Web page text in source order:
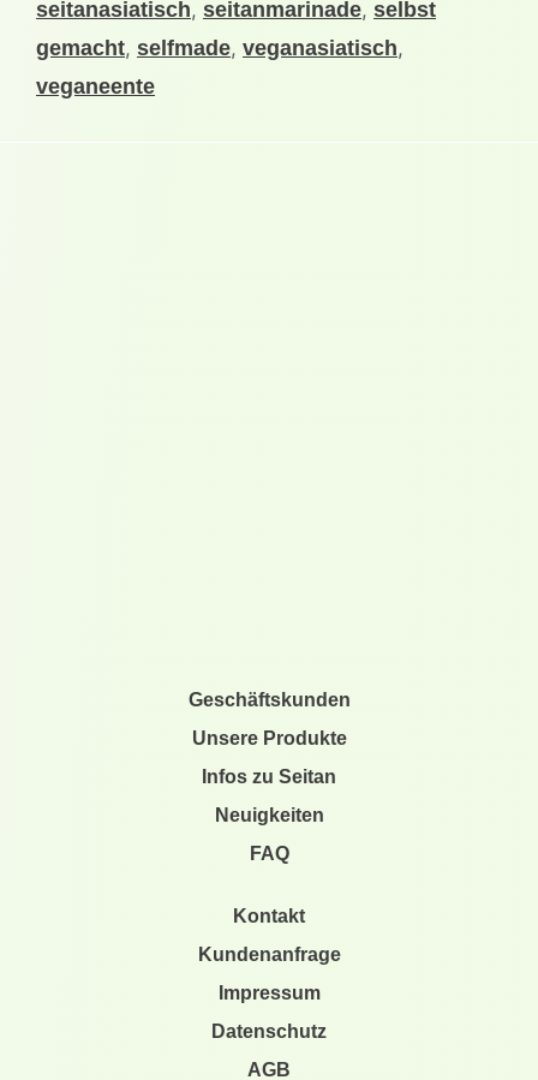
seitanasiatisch, seitanmarinade, selbst
gemacht, selfmade, veganasiatisch,
veganeente
Geschäftskunden
Unsere Produkte
Infos zu Seitan
Neuigkeiten
FAQ
Kontakt
Kundenanfrage
Impressum
Datenschutz
AGB